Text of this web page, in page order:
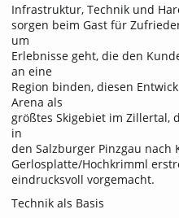
Infrastruktur, Technik und
sorgen beim Gast für
um
Erlebnisse geht, die den
an eine
Region binden, diesen
Arena als
größtes Skigebiet im Zillertal,
in
den Salzburger Pinzgau
Gerlosplatte/Hochkrimml
eindrucksvoll vorgemacht.
Technik als Basis